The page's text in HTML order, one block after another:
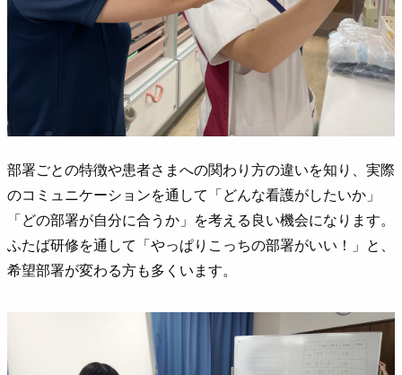
部署ごとの特徴や患者さまへの関わり方の違いを知り、実際
のコミュニケーションを通して「どんな看護がしたいか」
「どの部署が自分に合うか」を考える良い機会になります。
ふたば研修を通して「やっぱりこっちの部署がいい！」と、
希望部署が変わる方も多くいます。